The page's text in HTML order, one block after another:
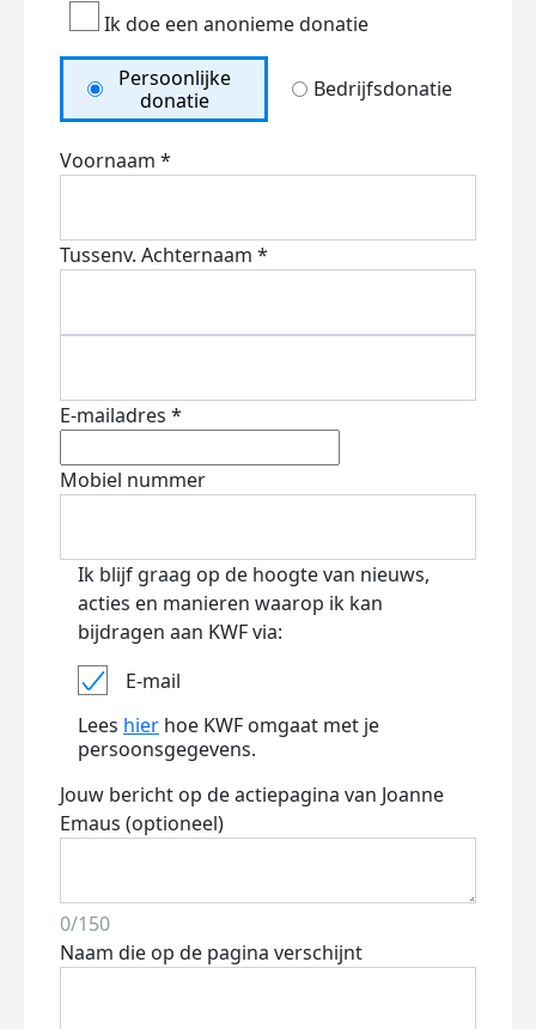
Ik doe een anonieme donatie
Persoonlijke
donatie
Bedrijfsdonatie
Voornaam *
Tussenv. Achternaam *
E-mailadres *
Mobiel nummer
Ik blijf graag op de hoogte van nieuws,
acties en manieren waarop ik kan
bijdragen aan KWF via:
E-mail
Lees hier hoe KWF omgaat met je
persoonsgegevens.
Jouw bericht op de actiepagina van Joanne
Emaus (optioneel)
0/150
Naam die op de pagina verschijnt